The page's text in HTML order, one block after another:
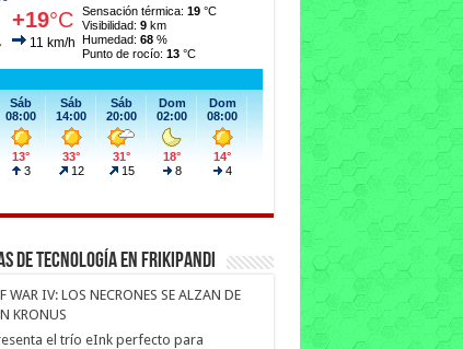
de Tecnología en Frikipandi
WAR IV: LOS NECRONES SE ALZAN DE
KRONUS
el trío eInk perfecto para